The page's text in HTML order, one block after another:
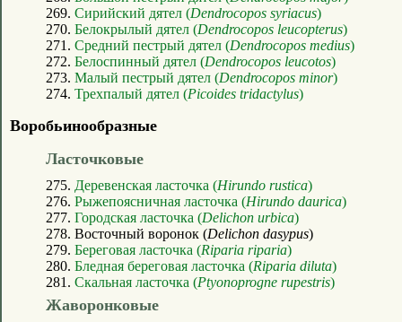
269. Сирийский дятел (Dendrocopos syriacus)
270. Белокрылый дятел (Dendrocopos leucopterus)
271. Средний пестрый дятел (Dendrocopos medius)
272. Белоспинный дятел (Dendrocopos leucotos)
273. Малый пестрый дятел (Dendrocopos minor)
274. Трехпалый дятел (Picoides tridactylus)
Воробьинообразные
Ласточковые
275. Деревенская ласточка (Hirundo rustica)
276. Рыжепоясничная ласточка (Hirundo daurica)
277. Городская ласточка (Delichon urbica)
278. Восточный воронок (Delichon dasypus)
279. Береговая ласточка (Riparia riparia)
280. Бледная береговая ласточка (Riparia diluta)
281. Скальная ласточка (Ptyonoprogne rupestris)
Жаворонковые